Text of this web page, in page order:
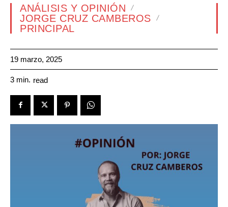
ANÁLISIS Y OPINIÓN
JORGE CRUZ CAMBEROS
PRINCIPAL
19 marzo, 2025
3 min. read